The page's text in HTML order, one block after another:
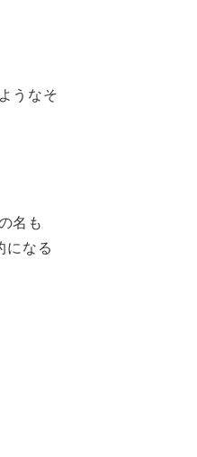
うなそ
名も
になる